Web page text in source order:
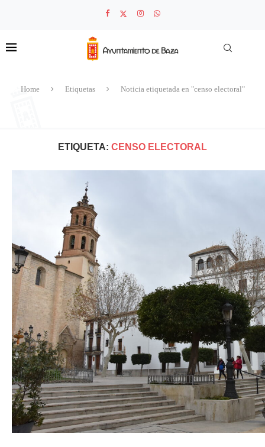
Home Etiquetas Noticia etiquetada en "censo electoral"
ETIQUETA: CENSO ELECTORAL